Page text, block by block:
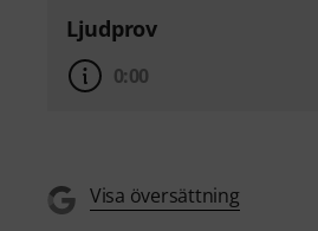
Ljudprov
0:00
Visa översättning